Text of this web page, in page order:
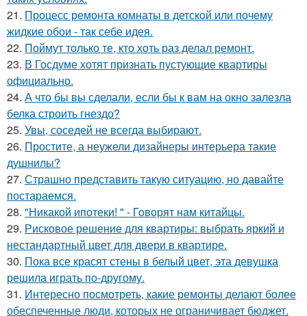
21. Процесс ремонта комнаты в детской или почему
жидкие обои - так себе идея.
22. Поймут только те, кто хоть раз делал ремонт.
23. В Госдуме хотят признать пустующие квартиры
официально.
24. А что бы вы сделали, если бы к вам на окно залезла
белка строить гнездо?
25. Увы, соседей не всегда выбирают.
26. Простите, а неужели дизайнеры интерьера такие
душнилы?
27. Страшно представить такую ситуацию, но давайте
постараемся.
28. "Никакой ипотеки! " - Говорят нам китайцы.
29. Рисковое решение для квартиры: выбрать яркий и
нестандартный цвет для двери в квартире.
30. Пока все красят стены в белый цвет, эта девушка
решила играть по-другому.
31. Интересно посмотреть, какие ремонты делают более
обеспеченные люди, которых не ограничивает бюджет.